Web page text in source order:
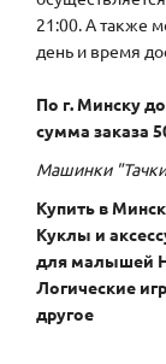
21:00. А также
день и время
По г. Минску
сумма заказа
Машинки
Купить в
Куклы и
для малышей
Логические
другое